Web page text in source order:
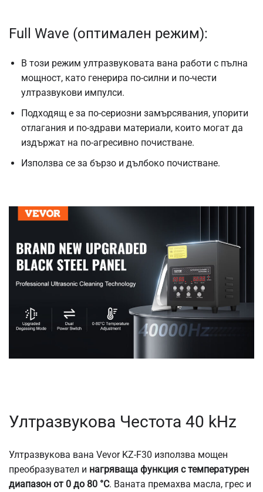
Full Wave (оптимален режим):
В този режим ултразвуковата вана работи с пълна
мощност, като генерира по-силни и по-чести
ултразвукови импулси.
Подходящ е за по-сериозни замърсявания, упорити
отлагания и по-здрави материали, които могат да
издържат на по-агресивно почистване.
Използва се за бързо и дълбоко почистване.
Ултразвукова Честота 40 kHz
Ултразвукова вана Vevor KZ-F30 използва мощен
преобразувател и нагряваща функция с температурен
диапазон от 0 до 80 °C. Ваната премахва масла, грес и